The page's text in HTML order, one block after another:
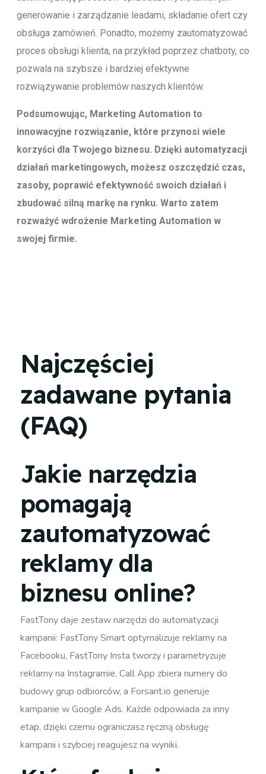
generowanie i zarządzanie leadami, składanie ofert czy
obsługa zamówień. Ponadto, możemy zautomatyzować
proces obsługi klienta, na przykład poprzez chatboty, co
pozwala na szybsze i bardziej efektywne
rozwiązywanie problemów naszych klientów.
Podsumowując, Marketing Automation to
innowacyjne rozwiązanie, które przynosi wiele
korzyści dla Twojego biznesu. Dzięki automatyzacji
działań marketingowych, możesz oszczędzić czas,
zasoby, poprawić efektywność swoich działań i
zbudować silną markę na rynku. Warto zatem
rozważyć wdrożenie Marketing Automation w
swojej firmie.
Najczęściej
zadawane pytania
(FAQ)
Jakie narzędzia
pomagają
zautomatyzować
reklamy dla
biznesu online?
FastTony daje zestaw narzędzi do automatyzacji
kampanii: FastTony Smart optymalizuje reklamy na
Facebooku, FastTony Insta tworzy i parametryzuje
reklamy na Instagramie, Call App zbiera numery do
budowy grup odbiorców, a Forsant.io generuje
kampanie w Google Ads. Każde odpowiada za inny
etap, dzięki czemu ograniczasz ręczną obsługę
kampanii i szybciej reagujesz na wyniki.